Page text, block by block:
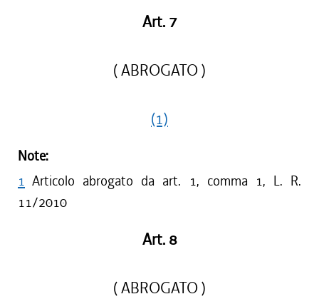
Art. 7
( ABROGATO )
(1)
Note:
1 Articolo abrogato da art. 1, comma 1, L. R.
11/2010
Art. 8
( ABROGATO )